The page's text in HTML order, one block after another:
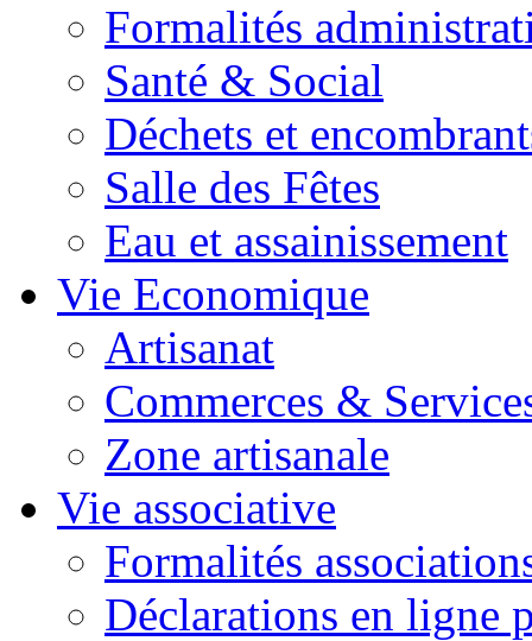
Formalités
Santé & Social
Déchets et
Salle des Fêtes
Eau et assainissement
Vie Economique
Artisanat
Commerces &
Zone artisanale
Vie associative
Formalités
Déclarations en ligne